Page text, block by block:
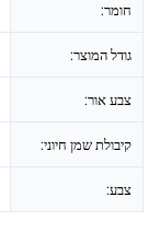
חומר:
גודל המוצר:
צבע אור:
קיבולת שמן חיוני:
צבע: